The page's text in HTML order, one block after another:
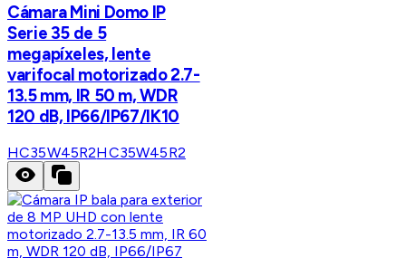
Cámara Mini Domo IP
Serie 35 de 5
megapíxeles, lente
varifocal motorizado 2.7-
13.5 mm, IR 50 m, WDR
120 dB, IP66/IP67/IK10
HC35W45R2HC35W45R2